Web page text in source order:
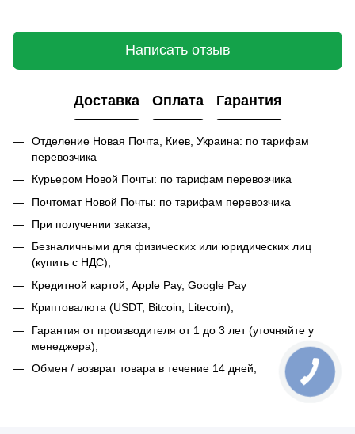
Написать отзыв
Доставка Оплата Гарантия
Отделение Новая Почта, Киев, Украина: по тарифам
перевозчика
Курьером Новой Почты: по тарифам перевозчика
Почтомат Новой Почты: по тарифам перевозчика
При получении заказа;
Безналичными для физических или юридических лиц
(купить с НДС);
Кредитной картой, Apple Pay, Google Pay
Криптовалюта (USDT, Bitcoin, Litecoin);
Гарантия от производителя от 1 до 3 лет (уточняйте у
менеджера);
Обмен / возврат товара в течение 14 дней;